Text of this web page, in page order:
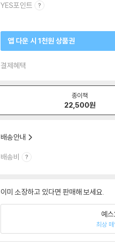
YES포인트
앱 다운 시 1천원 상품권
결제혜택
종이책
22,500원
배송안내
배송비
이미 소장하고 있다면 판매해 보세요.
예
최상